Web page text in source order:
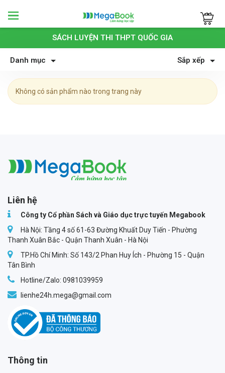
Megabook
SÁCH LUYỆN THI THPT QUỐC GIA
Danh mục Sắp xếp
Không có sản phẩm nào trong trang này
Liên hệ
Công ty Cổ phần Sách và Giáo dục trực tuyến Megabook
Hà Nội: Tầng 4 số 61-63 Đường Khuất Duy Tiến - Phường
Thanh Xuân Bắc - Quận Thanh Xuân - Hà Nội
TP.Hồ Chí Minh: Số 143/2 Phan Huy Ích - Phường 15 - Quận
Tân Bình
Hotline/Zalo: 0981039959
lienhe24h.mega@gmail.com
Thông tin